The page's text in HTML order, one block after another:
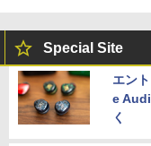
Special Site
エン
e
く